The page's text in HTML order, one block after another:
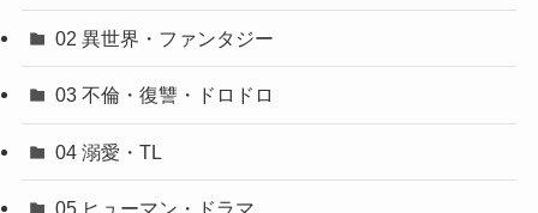
02 異世界・ファンタジー
03 不倫・復讐・ドロドロ
04 溺愛・TL
05 ヒューマン・ドラマ